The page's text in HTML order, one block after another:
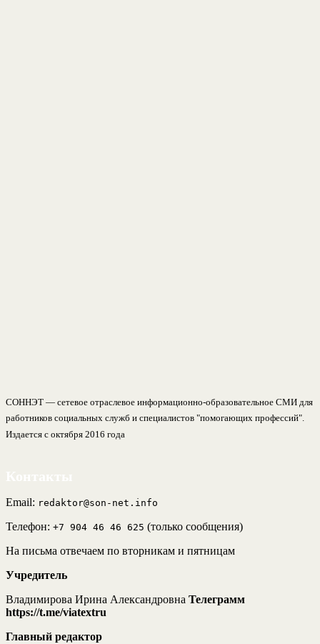
СОННЭТ — сетевое отраслевое информационно-образовательное СМИ для
работников социальных служб и специалистов "помогающих профессий".
Издается с октября 2016 года
Email: redaktor@son-net.info
Телефон: +7 904 46 46 625 (только сообщения)
На письма отвечаем по вторникам и пятницам
Учредитель
Владимирова Ирина Александровна Телеграмм
https://t.me/viatextru
Главный редактор